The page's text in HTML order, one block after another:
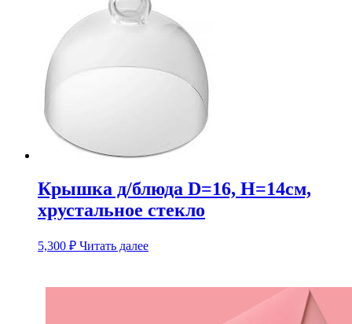
Крышка д/блюда D=16, H=14см,
хрустальное стекло
5,300 ₽ Читать далее